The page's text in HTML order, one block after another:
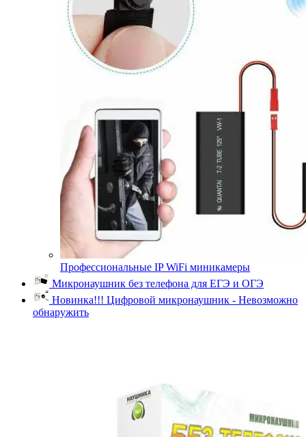
Профессиональные IP WiFi миникамеры
Микронаушник без телефона для ЕГЭ и ОГЭ
Новинка!!! Цифровой микронаушник - Невозможно
обнаружить